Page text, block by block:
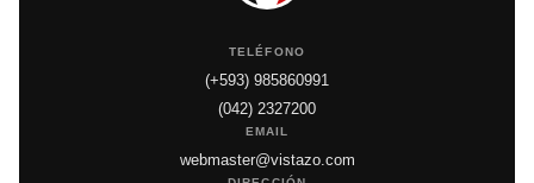
TELÉFONO
(+593) 985860991
(042) 2327200
EMAIL
webmaster@vistazo.com